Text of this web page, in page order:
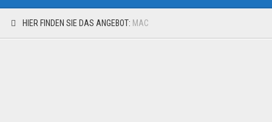
HIER FINDEN SIE DAS ANGEBOT: MAC